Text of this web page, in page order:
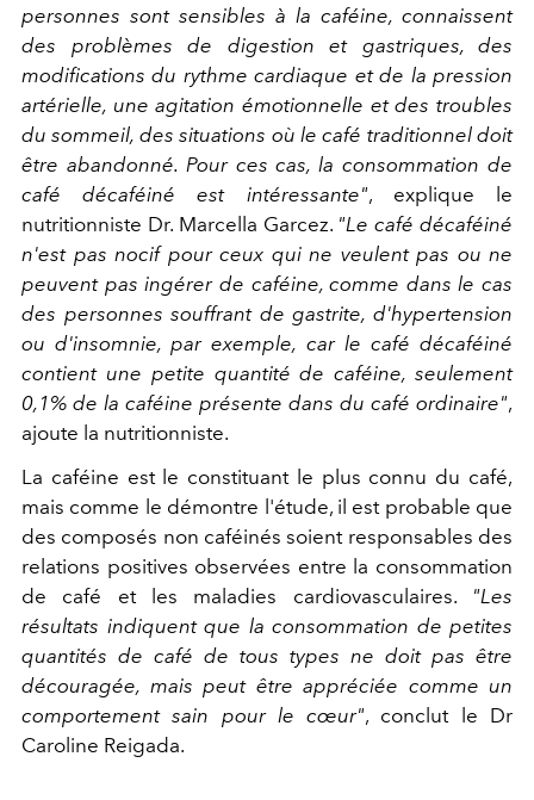
personnes sont sensibles à la caféine, connaissent
des problèmes de digestion et gastriques, des
modifications du rythme cardiaque et de la pression
artérielle, une agitation émotionnelle et des troubles
du sommeil, des situations où le café traditionnel doit
être abandonné. Pour ces cas, la consommation de
café décaféiné est intéressante", explique le
nutritionniste Dr. Marcella Garcez. "Le café décaféiné
n'est pas nocif pour ceux qui ne veulent pas ou ne
peuvent pas ingérer de caféine, comme dans le cas
des personnes souffrant de gastrite, d'hypertension
ou d'insomnie, par exemple, car le café décaféiné
contient une petite quantité de caféine, seulement
0,1% de la caféine présente dans du café ordinaire",
ajoute la nutritionniste.
La caféine est le constituant le plus connu du café,
mais comme le démontre l'étude, il est probable que
des composés non caféinés soient responsables des
relations positives observées entre la consommation
de café et les maladies cardiovasculaires. "Les
résultats indiquent que la consommation de petites
quantités de café de tous types ne doit pas être
découragée, mais peut être appréciée comme un
comportement sain pour le cœur", conclut le Dr
Caroline Reigada.